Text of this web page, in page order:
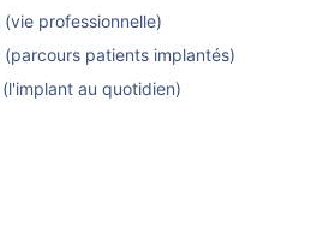
professionnelle)
patients implantés)
au quotidien)